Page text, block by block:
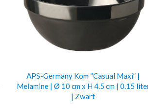
APS-Germany Kom “Casual Maxi” |
Melamine | Ø 10 cm x H 4.5 cm | 0.15
| Zwart